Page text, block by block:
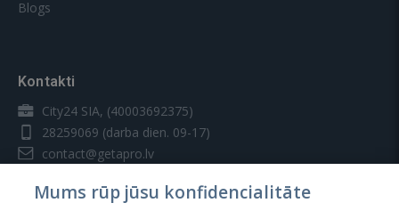
Blogs
Kontakti
City24 SIA, (40003692375)
28259069 (darba dien. 09-17)
contact@getapro.lv
Mums rūp jūsu konfidencialitāte